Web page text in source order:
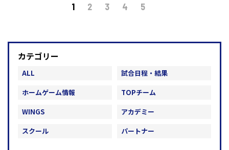
1 2 3 4 5
カテゴリー
ALL
試合日程・結果
ホームゲーム情報
TOPチーム
WINGS
アカデミー
スクール
パートナー